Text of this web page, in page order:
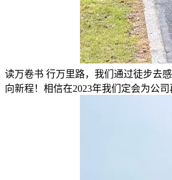
读万卷书 行万里路，我们通过徒步去
向新程！相信在2023年我们定会为公司